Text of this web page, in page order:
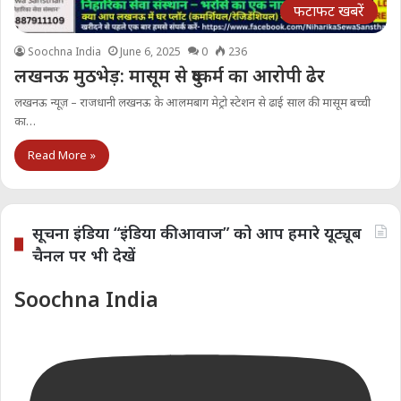
फटाफट खबरें
Soochna India June 6, 2025 0 236
लखनऊ मुठभेड़: मासूम से दुष्कर्म का आरोपी ढेर
लखनऊ न्यूज़ – राजधानी लखनऊ के आलमबाग मेट्रो स्टेशन से ढाई साल की मासूम बच्ची
का…
Read More »
सूचना इंडिया “इंडिया की आवाज” को आप हमारे यूट्यूब
चैनल पर भी देखें
Soochna India